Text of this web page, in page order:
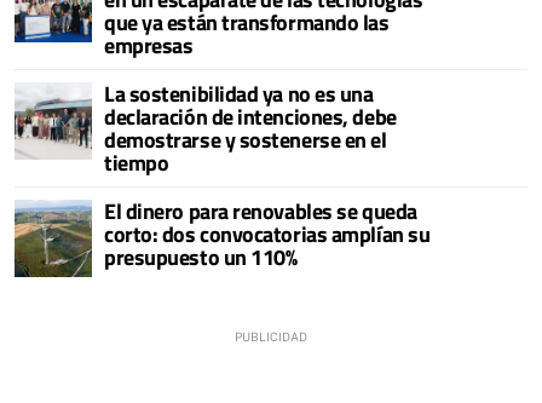
que ya están transformando las
empresas
La sostenibilidad ya no es una
declaración de intenciones, debe
demostrarse y sostenerse en el
tiempo
El dinero para renovables se queda
corto: dos convocatorias amplían su
presupuesto un 110%